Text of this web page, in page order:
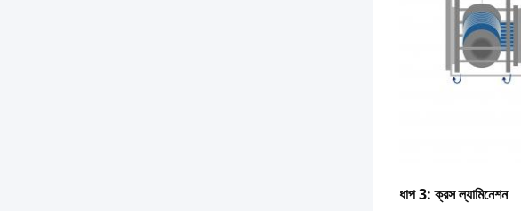
ধাপ 3: ক্রস ল্যামিনেশন